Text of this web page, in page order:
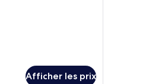
Afficher les prix